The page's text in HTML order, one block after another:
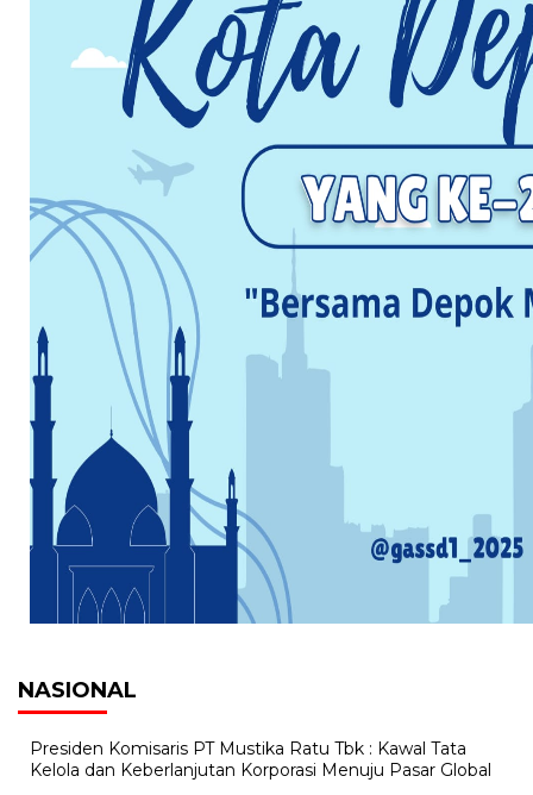
NASIONAL
Presiden Komisaris PT Mustika Ratu Tbk : Kawal Tata
Kelola dan Keberlanjutan Korporasi Menuju Pasar Global